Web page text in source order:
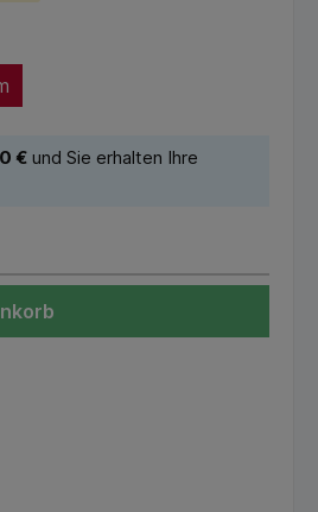
€und Sie erhalten Ihre